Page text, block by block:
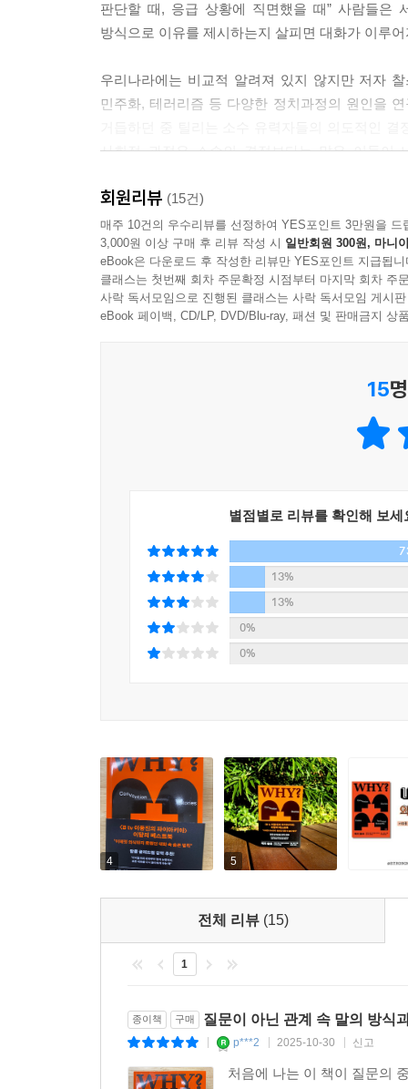
판단할 때, 응급 상황에 직면했을 때” 사람들은
방식으로 이유를 제시하는지 살피면 대화가 이루
우리나라에는 비교적 알려져 있지 않지만 저자
민주화, 테러리즘 등 다양한 정치과정의 원인을
사회적 과정은 소수의 결정보다는 많은 이들이
이유’를 분석해 사회적 상호작용의 구조를 탐구한
누군가가 이유를 대는 이유를 알면
사회, 관계, 대화 뒷면에 숨겨진 진실이 보인다
그렇다면 대화에는 어떤 이유가 숨어 있고 또 이
간단히 예를 들어볼까요? 누군가가 다른 사람의
됐다”라는 ‘관습’적인 이유를 통해 우리는 이
제시하지요. 각 유형의 이유 제시가 어떻게 이
핵심입니다.
“사람들이 당신에게 제시하는 이유는 당신과의
관계를 반영하고, 수립하고, 복구하며, 협상하
회원리뷰 (15건)
매주 10건의 우수리뷰를 선정하여 YES포인트 3만원을 드
3,000원 이상 구매 후 리뷰 작성 시 일반회원 300원, 마니
eBook은 다운로드 후 작성한 리뷰만 YES포인트 지급됩니
클래스는 첫번째 회차 주문확정 시점부터 마지막 회차 주
사락 독서모임으로 진행된 클래스는 사락 독서모임 게시
eBook 페이백, CD/LP, DVD/Blu-ray, 패션 및 판매금지 상
15
별점별로 리뷰를 확인해 보세
13%
13%
0%
0%
4 5
전체 리뷰 (15)
1
종이책 구매 질문이 아닌 관계 속 말의 방식
p***2 2025-10-30 신고
처음에 나는 이 책이 질문의